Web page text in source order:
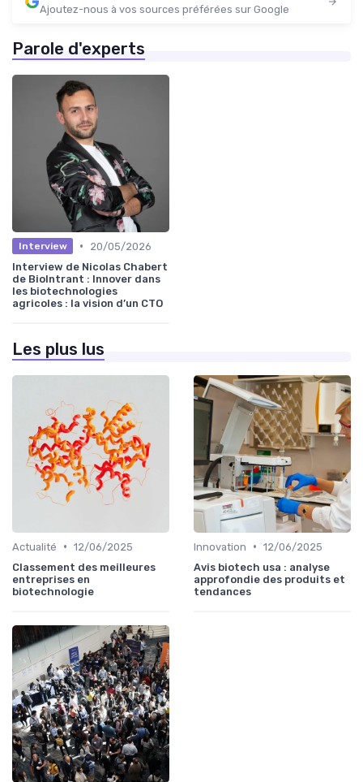
Ajoutez-nous à vos sources préférées sur Google
Parole d'experts
Interview •
20/05/2026
Interview de Nicolas Chabert
de BioIntrant : Innover dans
les biotechnologies
agricoles : la vision d’un CTO
Les plus lus
Actualité • 12/06/2025
Classement des meilleures
entreprises en
biotechnologie
Innovation • 12/06/2025
Avis biotech usa : analyse
approfondie des produits et
tendances